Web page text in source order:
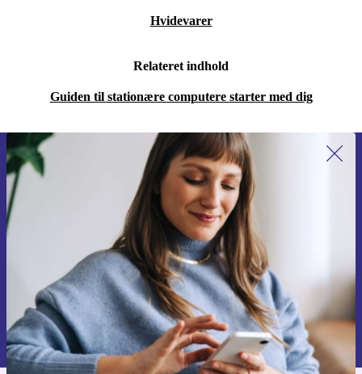
Hvidevarer
Relateret indhold
Guiden til stationære computere starter med dig
Tilmeld dig vores nyhedsbrev for
første gang og spar 115 kr!
Gå aldrig glip af et tilbud igen.
Anmod om kupon
Du kan finde information omkring vores brug af personlig data i vores
Privatlivspolitik